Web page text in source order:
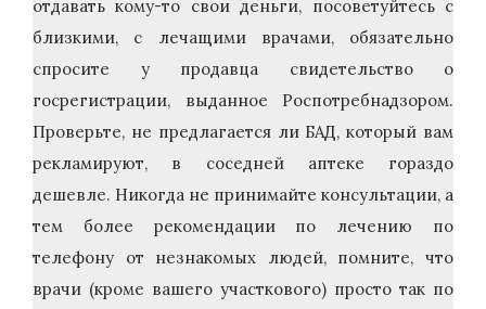
отдавать кому-то свои деньги, посоветуйтесь с
близкими, с лечащими врачами, обязательно
спросите у продавца свидетельство о
госрегистрации, выданное Роспотребнадзором.
Проверьте, не предлагается ли БАД, который вам
рекламируют, в соседней аптеке гораздо
дешевле. Никогда не принимайте консультации, а
тем более рекомендации по лечению по
телефону от незнакомых людей, помните, что
врачи (кроме вашего участкового) просто так по